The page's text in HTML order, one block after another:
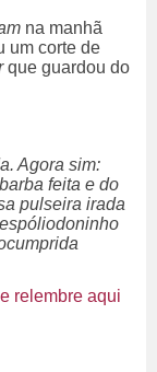
na manhã
um corte de
que guardou do
Agora sim:
feita e do
pulseira irada
e relembre aqui